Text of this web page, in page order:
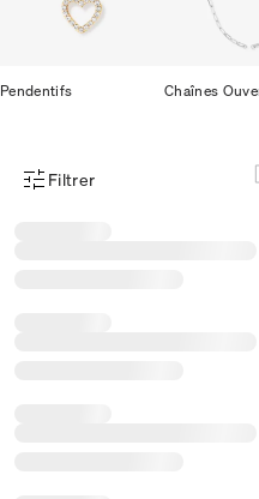
Pendentifs Chaînes
Menu des filtres d'articles
Filtrer